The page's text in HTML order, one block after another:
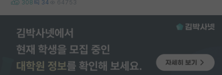
308 34 64753